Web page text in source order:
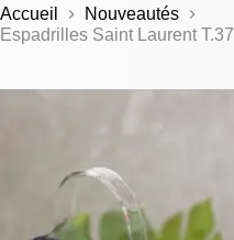
Accueil
Nouveautés
Espadrilles Saint Laurent T.37